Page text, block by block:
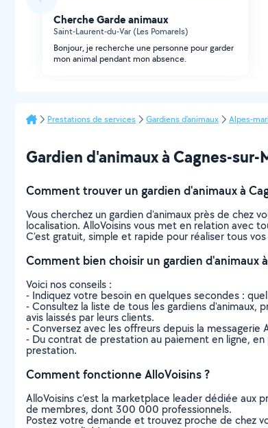
Cherche Garde animaux
Saint-Laurent-du-Var (Les Pomarels)
Bonjour, je recherche une personne pour garder
mon animal pendant mon absence.
Prestations de services Gardiens d'animaux Alpes-
Gardien d'animaux à Cagnes-
Comment trouver un gardien d'animaux à
Vous cherchez un gardien d'animaux près de
localisation. AlloVoisins vous met en relation avec
C’est gratuit, simple et rapide pour réaliser tous
Comment bien choisir un gardien d'animaux
Voici nos conseils :
- Indiquez votre besoin en quelques secondes :
- Consultez la liste de tous les gardiens d'animaux,
avis laissés par leurs clients.
- Conversez avec les offreurs depuis la
- Du contrat de prestation au paiement en ligne,
prestation.
Comment fonctionne AlloVoisins ?
AlloVoisins c’est la marketplace leader dédiée
de membres, dont 300 000 professionnels.
Postez votre demande et trouvez proche de chez